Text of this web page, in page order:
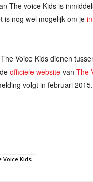
The voice Kids is
is nog wel mogelijk om je
Voice Kids dienen
officiele website van The
volgt in februari 2015.
Voice Kids